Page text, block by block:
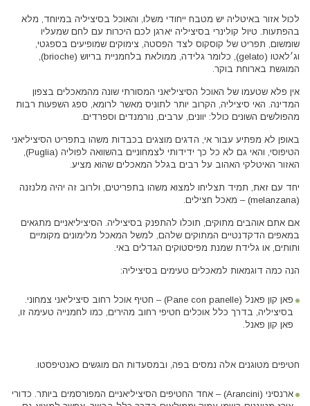
לכול אזור באיטליה יש מטבח ייחודי משלו, והאוכל בסיציליה במיוחד, מלא
בהפתעות. טיול קולינרי בסיציליה יארגן לכם היכרות עם לחם שמעליו
שומשום, תפריט של קוסקוס לצד הפסטה, צימוקים שמופיעים בספגטי,
וג׳לאטו (gelato), כלומר גלידה, ממולאת בלחמניית בריוש (brioche),
המוגשת בארוחת בוקר.
אין פלא שטעמו של האוכל הסיציליאני המסורתי שונה מהמאכלים בצפון
המדינה. האי סיציליה, הקרוב יותר לתוניס מאשר לרומא, ספג השפעות רבות
מהפולשים השונים כולל: יוונים, ערבים, נורמנדים וספרדים.
באופן לא מפתיע עבור אי, הדגים מוצגים בכבדות משהו בתפריט הסיציליאני
הטיפוסי, והאי גם לא כל כך ידידותי לצמחוניים בהשוואה לפוליה (Puglia),
האזור האיטלקי האהוב על רבים בגלל המאכלים שהוא מציע.
יחד עם זאת, תמיד תצליחו למצוא משהו בתפריטים, ולרוב זה יהיה מלנזנה
(melanzana) – מאכל חצילים.
אם אתם אוהבים מתוקים, תוכלו להתפנק בסיציליה. הסיציליאניים מתגאים
במאפים הדקדנטיים המתוקים שלהם, למשל המאכל מלימונים מקומיים
ותותים, או גלידת שמנת מפיסטוקים הגדלים באי.
הנה כמה דוגמאות למאכלים טעימים בסיציליה:
פאן קון פאנל (Pane con panelle) – חטיף אוכל רחוב סיציליאני צמחוני.
בסיציליה, בדרך כלל אוכלים חטיפי רחוב מהירים, כמו לחמנייה טעימה זו,
פאן קון פאנל.
חטיפים מטוגנים אלה נמסים בפה, ובמסעדות הם מוגשים כאנטיפסטו.
ארנסיני (Arancini) – אחד החטיפים הסיציליאניים המפורסמים ביותר. כדורי